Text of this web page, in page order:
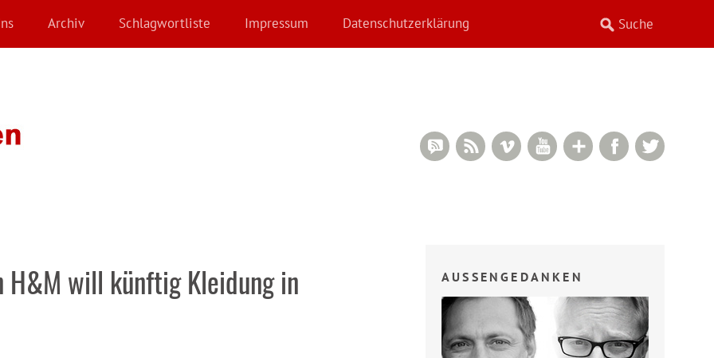
Archiv Schlagwortliste Impressum Datenschutzerklärung
Facebook
Google+
YouTube
Vimeo
RSS Feed
RSS Comments
H&M will künftig Kleidung in
AUSSENGEDANKEN